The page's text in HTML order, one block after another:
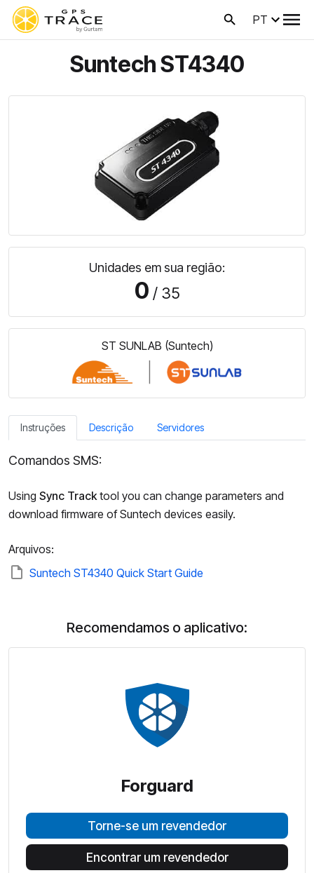
PT
Suntech ST4340
Unidades em sua região:
0 / 35
ST SUNLAB (Suntech)
Instruções Descrição Servidores
Comandos SMS:
Using Sync Tracktool you can change parameters and
download firmware of Suntech devices easily.
Arquivos:
Suntech ST4340 Quick Start Guide
Recomendamos o aplicativo:
Forguard
Torne-se um revendedor
Encontrar um revendedor